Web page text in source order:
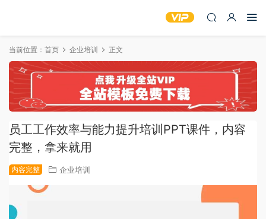
当前位置： 首页 企业培训 正文
员工工作效率与能力提升培训PPT课件，内容
完整，拿来就用
内容完整 企业培训